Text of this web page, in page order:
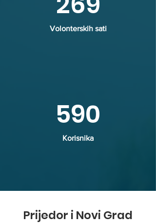
Volonterskih sati
590
Korisnika
Prijedor i Novi Grad